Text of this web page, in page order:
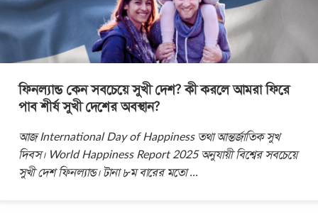
ফিনল্যান্ড কেন সবচেয়ে সুখী দেশ? কী করলে আমরা ফিরে
পাব শীর্ষ সুখী দেশের অবস্থান?
আজ International Day of Happiness তথা আন্তর্জাতিক সুখ
দিবস। World Happiness Report 2025 অনুযায়ী বিশ্বের সবচেয়ে
সুখী দেশ ফিনল্যান্ড। টানা ৮ম বারের মতো...